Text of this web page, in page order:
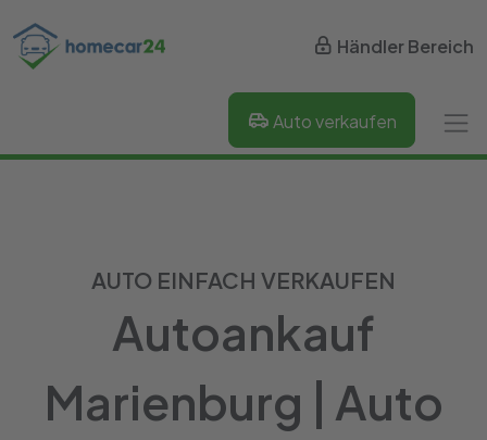
Händler Bereich
Auto verkaufen
AUTO EINFACH VERKAUFEN
Autoankauf
Marienburg | Auto